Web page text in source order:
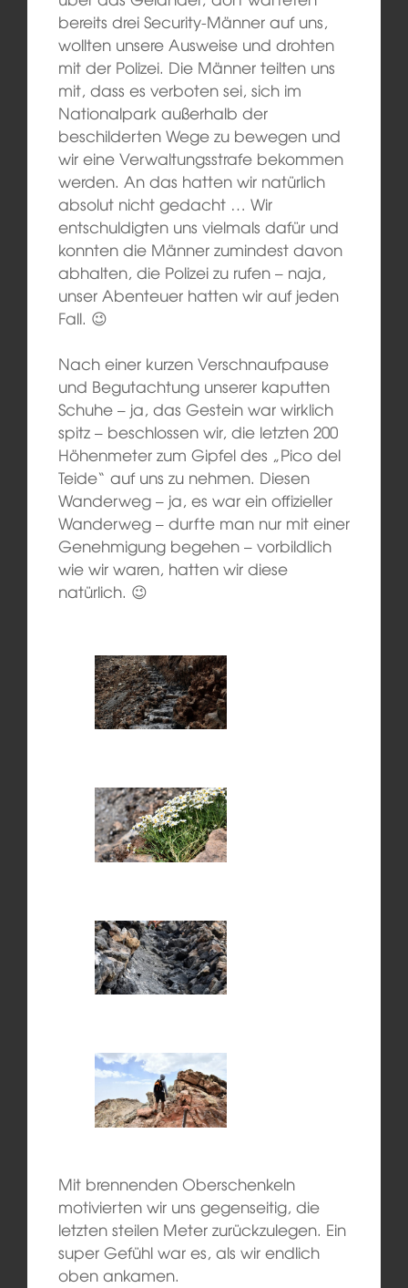
bereits drei Security-Männer auf uns,
wollten unsere Ausweise und drohten
mit der Polizei. Die Männer teilten uns
mit, dass es verboten sei, sich im
Nationalpark außerhalb der
beschilderten Wege zu bewegen und
wir eine Verwaltungsstrafe bekommen
werden. An das hatten wir natürlich
absolut nicht gedacht … Wir
entschuldigten uns vielmals dafür und
konnten die Männer zumindest davon
abhalten, die Polizei zu rufen – naja,
unser Abenteuer hatten wir auf jeden
Fall. 😉
Nach einer kurzen Verschnaufpause
und Begutachtung unserer kaputten
Schuhe – ja, das Gestein war wirklich
spitz – beschlossen wir, die letzten 200
Höhenmeter zum Gipfel des „Pico del
Teide“ auf uns zu nehmen. Diesen
Wanderweg – ja, es war ein offizieller
Wanderweg – durfte man nur mit einer
Genehmigung begehen – vorbildlich
wie wir waren, hatten wir diese
natürlich. 😉
Mit brennenden Oberschenkeln
motivierten wir uns gegenseitig, die
letzten steilen Meter zurückzulegen. Ein
super Gefühl war es, als wir endlich
oben ankamen.